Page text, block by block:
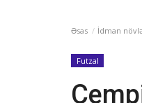
Əsas İdman
Futzal